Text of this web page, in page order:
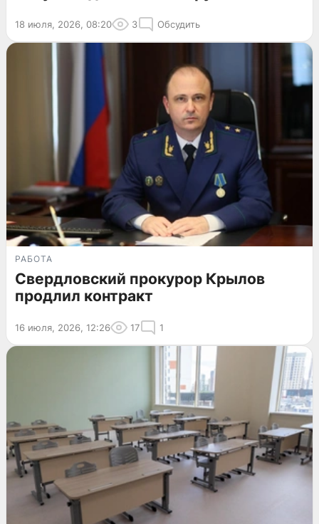
18 июля, 2026, 08:20 3 Обсудить
РАБОТА
Свердловский прокурор Крылов
продлил контракт
16 июля, 2026, 12:26 17 1